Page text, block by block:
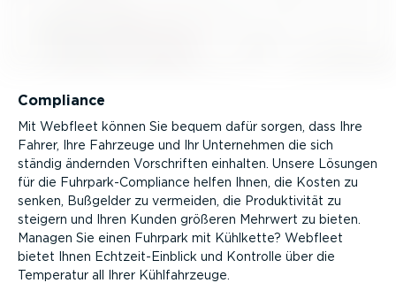
Compliance
Mit Webfleet können Sie bequem dafür sorgen, dass Ihre
Fahrer, Ihre Fahrzeuge und Ihr Unternehmen die sich
ständig ändernden Vorschriften einhalten. Unsere Lösungen
für die Fuhrpar­k-­Com­p­liance helfen Ihnen, die Kosten zu
senken, Bußgelder zu vermeiden, die Produk­ti­vität zu
steigern und Ihren Kunden größeren Mehrwert zu bieten.
Managen Sie einen Fuhrpark mit Kühlkette? Webfleet
bietet Ihnen Echtzeit-Ein­blick und Kontrolle über die
Temperatur all Ihrer Kühlfahr­zeuge.